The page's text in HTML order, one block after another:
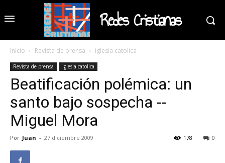
Redes Cristianas
Inicio Revista de prensa iglesia catolica
Revista de prensa iglesia catolica
Beatificación polémica: un
santo bajo sospecha --
Miguel Mora
Por Juan - 27 diciembre 2009 0
178